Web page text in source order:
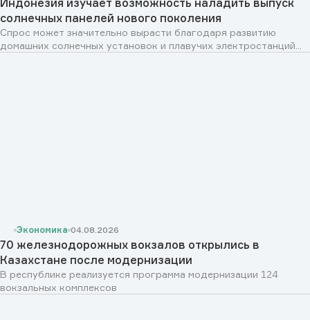
солнечных панелей нового поколения
Спрос может значительно вырасти благодаря развитию
домашних солнечных установок и плавучих электростанций...
Экономика 04.08.2026
70 железнодорожных вокзалов открылись в
Казахстане после модернизации
В республике реализуется программа модернизации 124
вокзальных комплексов